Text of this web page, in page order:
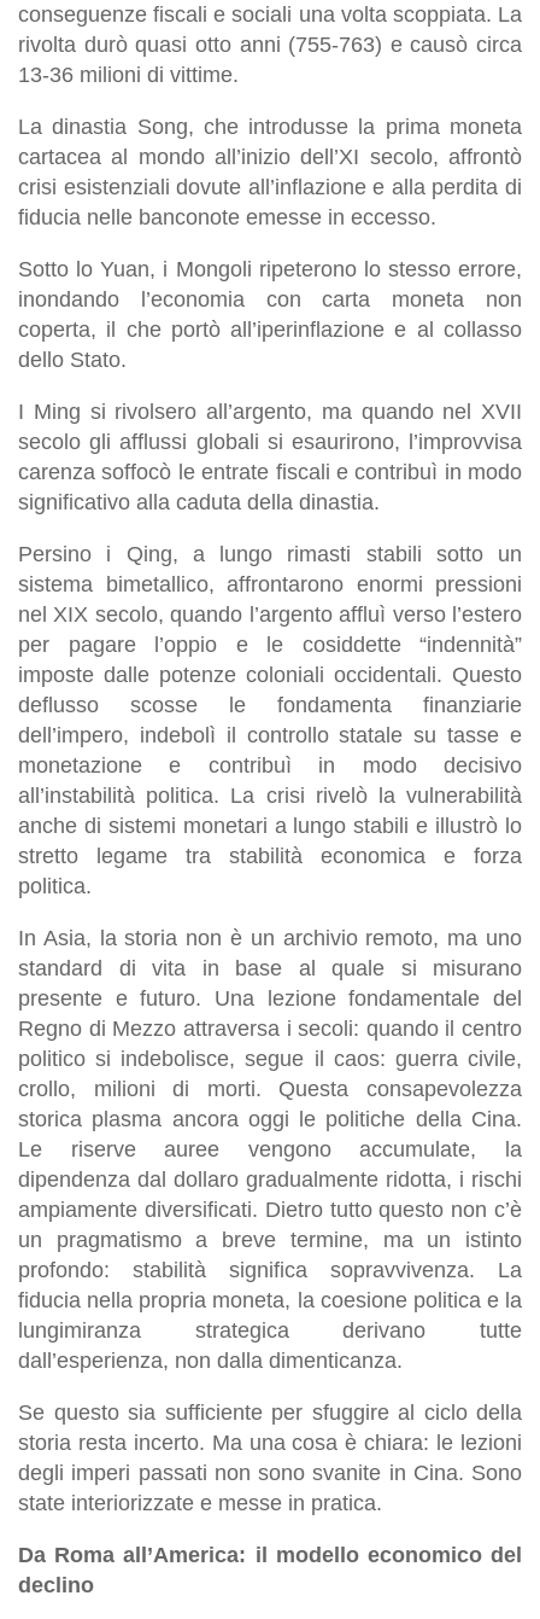
conseguenze fiscali e sociali una volta scoppiata. La
rivolta durò quasi otto anni (755-763) e causò circa
13-36 milioni di vittime.
La dinastia Song, che introdusse la prima moneta
cartacea al mondo all’inizio dell’XI secolo, affrontò
crisi esistenziali dovute all’inflazione e alla perdita di
fiducia nelle banconote emesse in eccesso.
Sotto lo Yuan, i Mongoli ripeterono lo stesso errore,
inondando l’economia con carta moneta non
coperta, il che portò all’iperinflazione e al collasso
dello Stato.
I Ming si rivolsero all’argento, ma quando nel XVII
secolo gli afflussi globali si esaurirono, l’improvvisa
carenza soffocò le entrate fiscali e contribuì in modo
significativo alla caduta della dinastia.
Persino i Qing, a lungo rimasti stabili sotto un
sistema bimetallico, affrontarono enormi pressioni
nel XIX secolo, quando l’argento affluì verso l’estero
per pagare l’oppio e le cosiddette “indennità”
imposte dalle potenze coloniali occidentali. Questo
deflusso scosse le fondamenta finanziarie
dell’impero, indebolì il controllo statale su tasse e
monetazione e contribuì in modo decisivo
all’instabilità politica. La crisi rivelò la vulnerabilità
anche di sistemi monetari a lungo stabili e illustrò lo
stretto legame tra stabilità economica e forza
politica.
In Asia, la storia non è un archivio remoto, ma uno
standard di vita in base al quale si misurano
presente e futuro. Una lezione fondamentale del
Regno di Mezzo attraversa i secoli: quando il centro
politico si indebolisce, segue il caos: guerra civile,
crollo, milioni di morti. Questa consapevolezza
storica plasma ancora oggi le politiche della Cina.
Le riserve auree vengono accumulate, la
dipendenza dal dollaro gradualmente ridotta, i rischi
ampiamente diversificati. Dietro tutto questo non c’è
un pragmatismo a breve termine, ma un istinto
profondo: stabilità significa sopravvivenza. La
fiducia nella propria moneta, la coesione politica e la
lungimiranza strategica derivano tutte
dall’esperienza, non dalla dimenticanza.
Se questo sia sufficiente per sfuggire al ciclo della
storia resta incerto. Ma una cosa è chiara: le lezioni
degli imperi passati non sono svanite in Cina. Sono
state interiorizzate e messe in pratica.
Da Roma all’America: il modello economico del
declino